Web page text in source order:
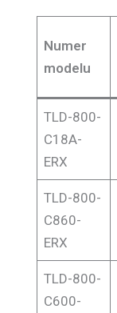
Numer
modelu
TLD-800-
C18A-
ERX
TLD-800-
C860-
ERX
TLD-800-
C600-